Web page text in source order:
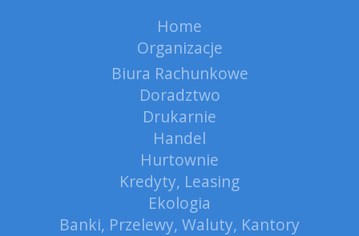
Home
Organizacje
Biura Rachunkowe
Doradztwo
Drukarnie
Handel
Hurtownie
Kredyty, Leasing
Ekologia
Banki, Przelewy, Waluty, Kantory